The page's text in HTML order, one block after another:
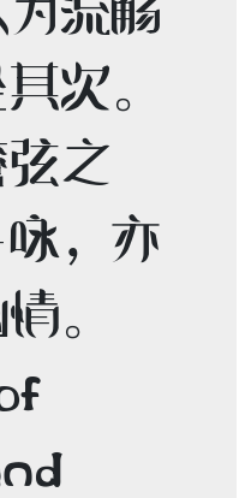
流觞
次。
之
，亦
。